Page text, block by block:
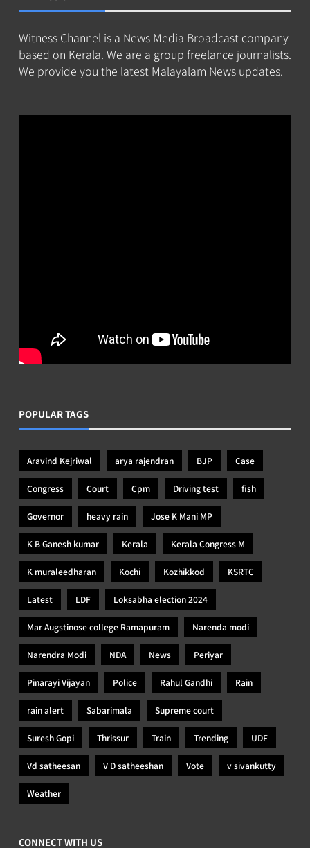
Witness Channel is a News Media Broadcast company
based on Kerala. We are a group freelance journalists.
We provide you the latest Malayalam News updates.
POPULAR TAGS
Aravind Kejriwal arya rajendran BJP Case
Congress Court Cpm Driving test fish
Governor heavy rain Jose K Mani MP
K B Ganesh kumar Kerala Kerala Congress M
K muraleedharan Kochi Kozhikkod KSRTC
Latest LDF Loksabha election 2024
Mar Augstinose college Ramapuram Narenda modi
Narendra Modi NDA News Periyar
Pinarayi Vijayan Police Rahul Gandhi Rain
rain alert Sabarimala Supreme court
Suresh Gopi Thrissur Train Trending UDF
Vd satheesan V D satheeshan Vote v sivankutty
Weather
CONNECT WITH US